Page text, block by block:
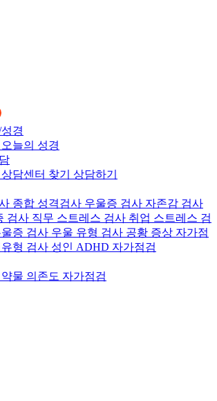
경
오늘의 성경
상담센터 찾기 상담하기
종합 성격검사 우울증 검사 자존감 검사
검사 직무 스트레스 검사 취업 스트레스 검
증 검사 우울 유형 검사 공황 증상 자가점
형 검사 성인 ADHD 자가점검
약물 의존도 자가점검